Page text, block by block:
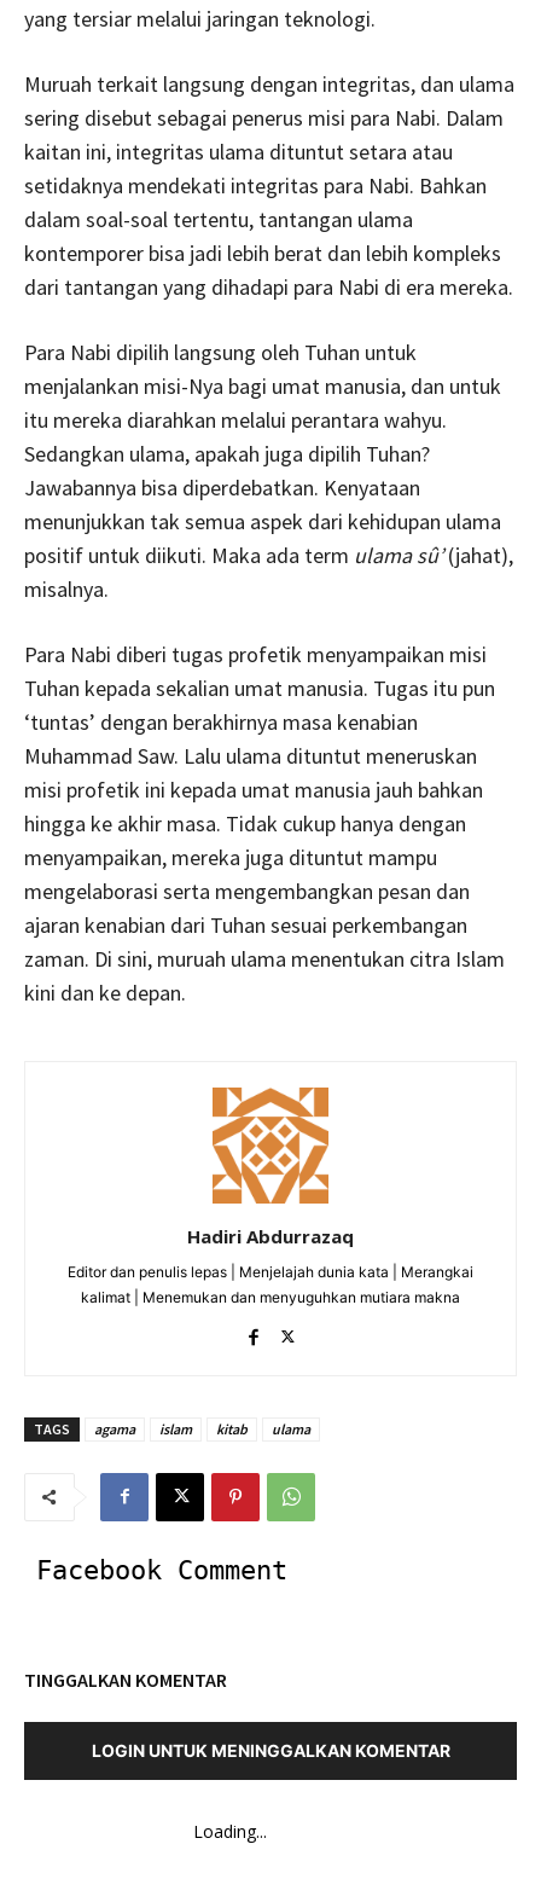
yang tersiar melalui jaringan teknologi.
Muruah terkait langsung dengan integritas, dan ulama
sering disebut sebagai penerus misi para Nabi. Dalam
kaitan ini, integritas ulama dituntut setara atau
setidaknya mendekati integritas para Nabi. Bahkan
dalam soal-soal tertentu, tantangan ulama
kontemporer bisa jadi lebih berat dan lebih kompleks
dari tantangan yang dihadapi para Nabi di era mereka.
Para Nabi dipilih langsung oleh Tuhan untuk
menjalankan misi-Nya bagi umat manusia, dan untuk
itu mereka diarahkan melalui perantara wahyu.
Sedangkan ulama, apakah juga dipilih Tuhan?
Jawabannya bisa diperdebatkan. Kenyataan
menunjukkan tak semua aspek dari kehidupan ulama
positif untuk diikuti. Maka ada term ulama sû’(jahat),
misalnya.
Para Nabi diberi tugas profetik menyampaikan misi
Tuhan kepada sekalian umat manusia. Tugas itu pun
‘tuntas’ dengan berakhirnya masa kenabian
Muhammad Saw. Lalu ulama dituntut meneruskan
misi profetik ini kepada umat manusia jauh bahkan
hingga ke akhir masa. Tidak cukup hanya dengan
menyampaikan, mereka juga dituntut mampu
mengelaborasi serta mengembangkan pesan dan
ajaran kenabian dari Tuhan sesuai perkembangan
zaman. Di sini, muruah ulama menentukan citra Islam
kini dan ke depan.
Hadiri Abdurrazaq
Editor dan penulis lepas | Menjelajah dunia kata | Merangkai
kalimat | Menemukan dan menyuguhkan mutiara makna
TAGS agama islam kitab ulama
Facebook Comment
TINGGALKAN KOMENTAR
LOGIN UNTUK MENINGGALKAN KOMENTAR
Loading...